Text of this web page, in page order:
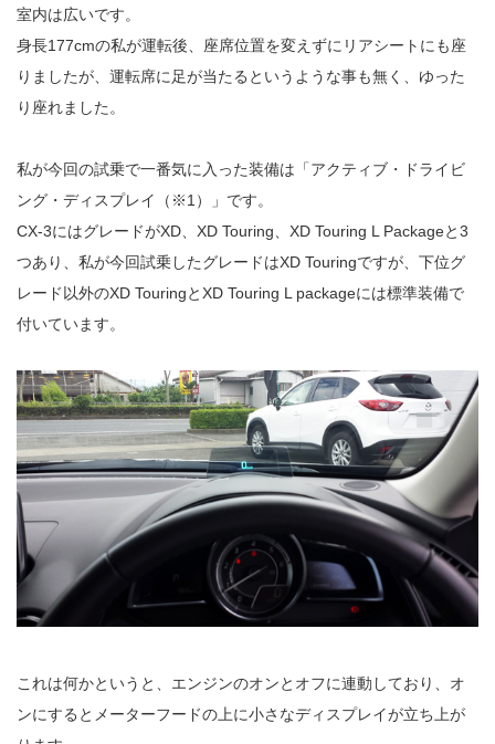
室内は広いです。
身長177cmの私が運転後、座席位置を変えずにリアシートにも座
りましたが、運転席に足が当たるというような事も無く、ゆった
り座れました。
私が今回の試乗で一番気に入った装備は「アクティブ・ドライビ
ング・ディスプレイ（※1）」です。
CX-3にはグレードがXD、XD Touring、XD Touring L Packageと3
つあり、私が今回試乗したグレードはXD Touringですが、下位グ
レード以外のXD TouringとXD Touring L packageには標準装備で
付いています。
これは何かというと、エンジンのオンとオフに連動しており、オ
ンにするとメーターフードの上に小さなディスプレイが立ち上が